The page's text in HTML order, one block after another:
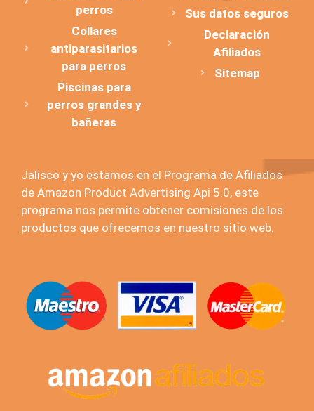
perros
Collares
antiparasitarios
para perros
Piscinas para
perros grandes y
bañeras
Sus datos seguros
Declaración
Afiliados
Sitemap
Jalisco y yo estamos en el Programa de Afiliados
de Amazon Product Advertising Api 5.0, este
programa nos permite obtener comisiones de los
productos que ofrecemos en nuestro sitio web.